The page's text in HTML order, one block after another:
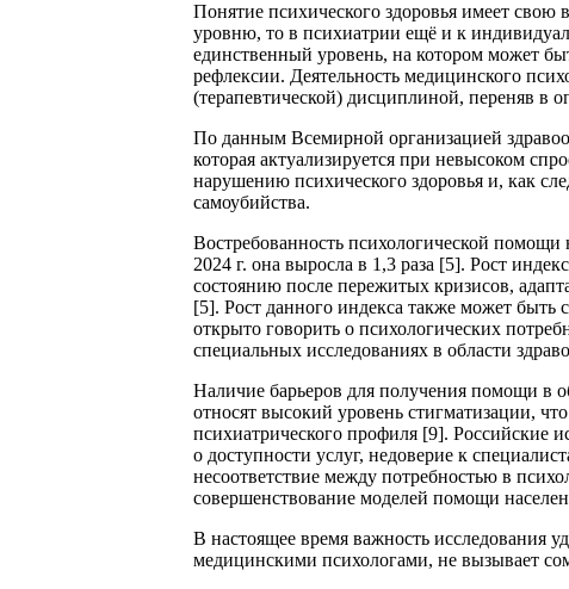
Понятие психического здоровья имеет
уровню, то в психиатрии ещё и к
единственный уровень, на котором может
рефлексии. Деятельность медицинского
(терапевтической) дисциплиной, переняв в
По данным Всемирной организацией
которая актуализируется при невысоком
нарушению психического здоровья и, как
самоубийства.
Востребованность психологической
2024 г. она выросла в 1,3 раза [5]. Рост
состоянию после пережитых кризисов,
[5]. Рост данного индекса также может быть
открыто говорить о психологических
специальных исследованиях в области
Наличие барьеров для получения помощи в
относят высокий уровень стигматизации,
психиатрического профиля [9]. Российские
о доступности услуг, недоверие к
несоответствие между потребностью в
совершенствование моделей помощи
В настоящее время важность исследования
медицинскими психологами, не вызывает